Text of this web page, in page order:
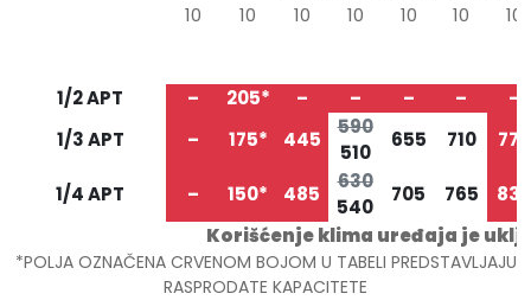
10
10 10 10 10 10
10
1/2 APT
– 205* – – – –
–
1/3 APT
– 175* 445
590
510
655 710 770
1/4 APT – 150* 485
630
540
705 765
830
Korišćenje klima uređaja je
*POLJA OZNAČENA CRVENOM BOJOM U TABELI PREDSTAVLJAJU
RASPRODATE KAPACITETE